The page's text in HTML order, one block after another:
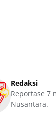
Redaksi
Reportase 7
Nusantara.